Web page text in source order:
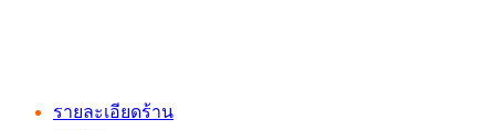
รายละเอียดร้าน